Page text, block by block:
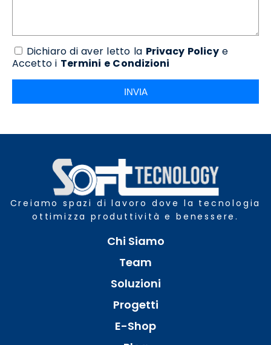
Dichiaro di aver letto la Privacy Policye
Accetto i Termini e Condizioni
INVIA
Creiamo spazi di lavoro dove la tecnologia
ottimizza produttività e benessere.
Chi Siamo
Team
Soluzioni
Progetti
E-Shop